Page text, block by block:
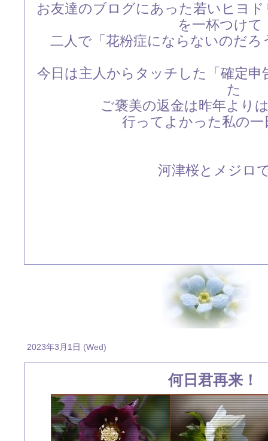
お友達のブログにあった若いヒヨ
を一杯つけて
二人で「花粉症にならないのだ
今日は主人からタッチした「確定
た
ご褒美の返金は昨年より
行ってよかった私の一
河津桜とメジロ
2023年3月1日 (Wed)
何日君再来！